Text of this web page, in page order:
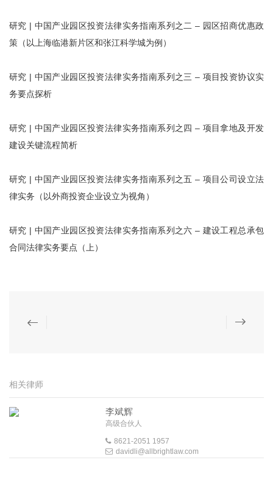
研究 | 中国产业园区投资法律实务指南系列之二 – 园区招商优惠政
策（以上海临港新片区和张江科学城为例）
研究 | 中国产业园区投资法律实务指南系列之三 – 项目投资协议实
务要点探析
研究 | 中国产业园区投资法律实务指南系列之四 – 项目拿地及开发
建设关键流程简析
研究 | 中国产业园区投资法律实务指南系列之五 – 项目公司设立法
律实务（以外商投资企业设立为视角）
研究 | 中国产业园区投资法律实务指南系列之六 – 建设工程总承包
合同法律实务要点（上）
相关律师
李斌辉
高级合伙人
8621-2051 1957
davidli@allbrightlaw.com